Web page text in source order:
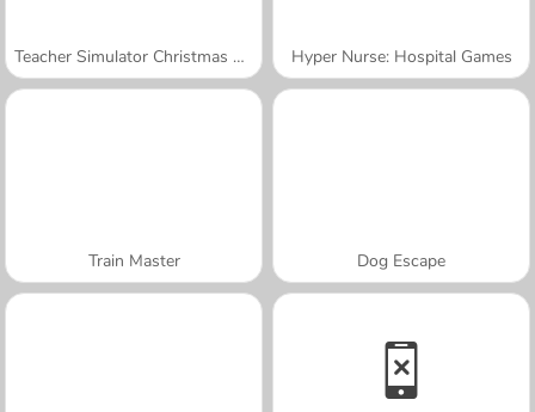
Teacher Simulator Christmas Exam Hyper Nurse: Hospital Games
Train Master Dog Escape